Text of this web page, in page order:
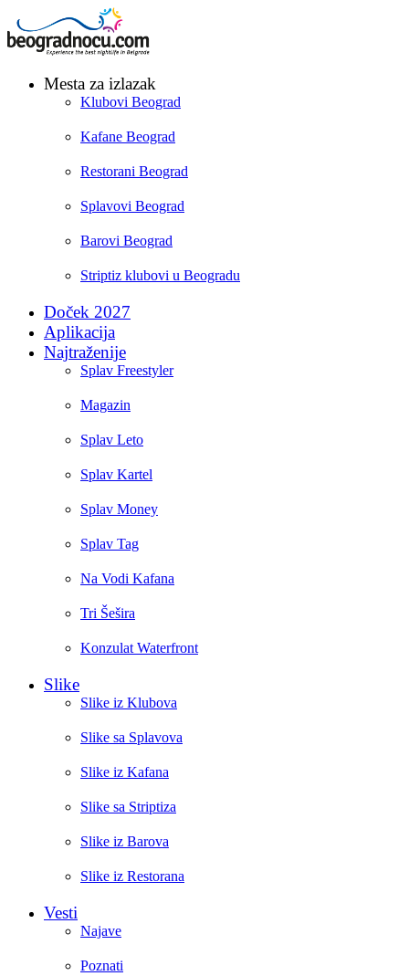
Mesta za izlazak
Klubovi Beograd
Kafane Beograd
Restorani Beograd
Splavovi Beograd
Barovi Beograd
Striptiz klubovi u Beogradu
Doček 2027
Aplikacija
Najtraženije
Splav Freestyler
Magazin
Splav Leto
Splav Kartel
Splav Money
Splav Tag
Na Vodi Kafana
Tri Šešira
Konzulat Waterfront
Slike
Slike iz Klubova
Slike sa Splavova
Slike iz Kafana
Slike sa Striptiza
Slike iz Barova
Slike iz Restorana
Vesti
Najave
Poznati